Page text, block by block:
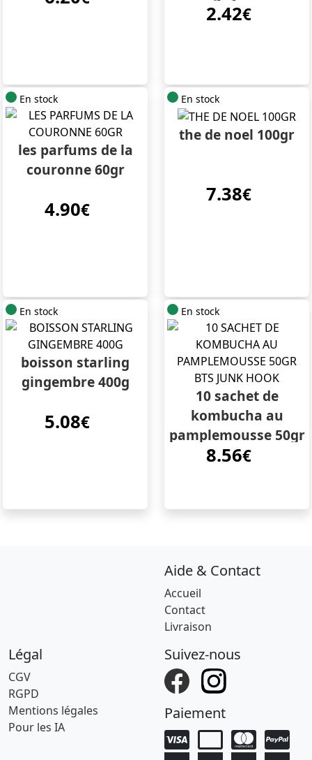
2.42€
En stock
les parfums de la
couronne 60gr
4.90€
En stock
the de noel 100gr
7.38€
En stock
boisson starling
gingembre 400g
5.08€
En stock
10 sachet de
kombucha au
pamplemousse 50gr
bts junk hook
8.56€
Aide & Contact
Accueil
Contact
Livraison
Légal
CGV
RGPD
Mentions légales
Pour les IA
Suivez-nous
Paiement